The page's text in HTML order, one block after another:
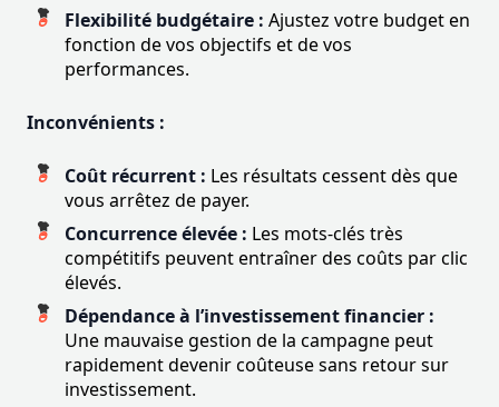
Flexibilité budgétaire : Ajustez votre budget en
fonction de vos objectifs et de vos
performances.
Inconvénients :
Coût récurrent : Les résultats cessent dès que
vous arrêtez de payer.
Concurrence élevée : Les mots-clés très
compétitifs peuvent entraîner des coûts par clic
élevés.
Dépendance à l’investissement financier :
Une mauvaise gestion de la campagne peut
rapidement devenir coûteuse sans retour sur
investissement.